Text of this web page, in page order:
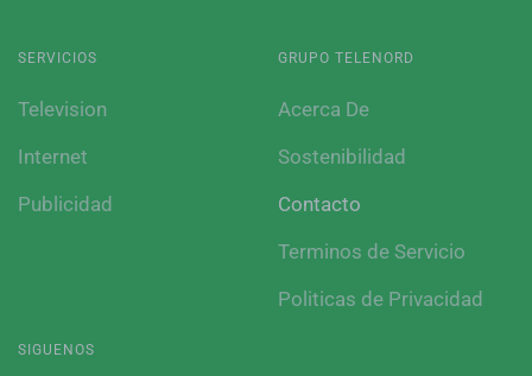
SERVICIOS
Television
Internet
Publicidad
GRUPO TELENORD
Acerca De
Sostenibilidad
Contacto
Terminos de Servicio
Politicas de Privacidad
SIGUENOS